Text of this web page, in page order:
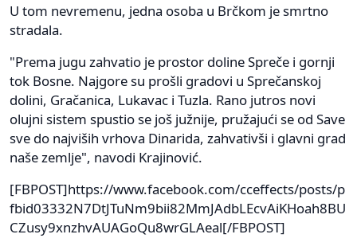
U tom nevremenu, jedna osoba u Brčkom je smrtno
stradala.
"Prema jugu zahvatio je prostor doline Spreče i gornji
tok Bosne. Najgore su prošli gradovi u Sprečanskoj
dolini, Gračanica, Lukavac i Tuzla. Rano jutros novi
olujni sistem spustio se još južnije, pružajući se od Save
sve do najviših vrhova Dinarida, zahvativši i glavni grad
naše zemlje", navodi Krajinović.
[FBPOST]https://www.facebook.com/cceffects/posts/p
fbid03332N7DtJTuNm9bii82MmJAdbLEcvAiKHoah8BU
CZusy9xnzhvAUAGoQu8wrGLAeal[/FBPOST]